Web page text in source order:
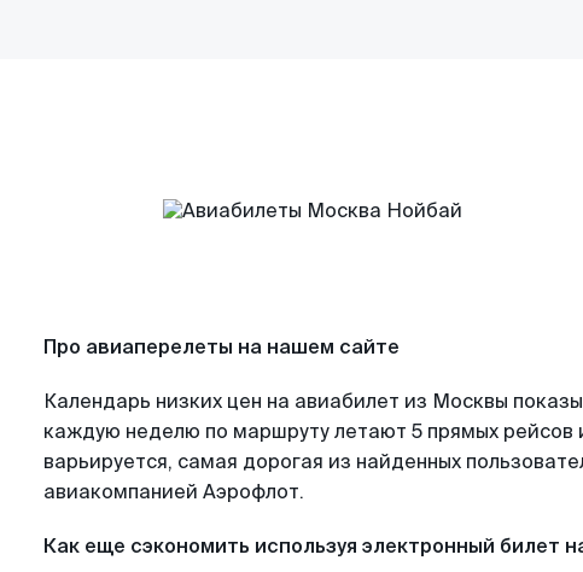
Про авиаперелеты на нашем сайте
Календарь низких цен на авиабилет из Москвы
каждую неделю по маршруту летают 5 прямых рейсов
варьируется, самая дорогая из найденных
авиакомпанией Аэрофлот.
Как еще сэкономить используя электронный билет